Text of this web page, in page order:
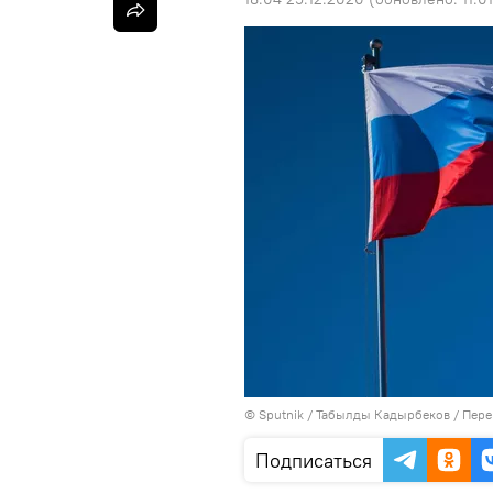
© Sputnik / Табылды Кадырбеков /
Подписаться